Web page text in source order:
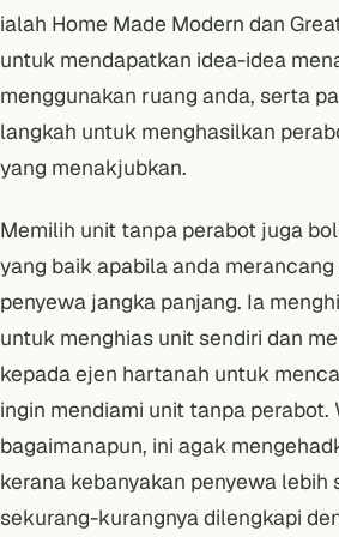
ialah Home Made Modern dan
untuk mendapatkan idea-idea
menggunakan ruang anda, serta
langkah untuk menghasilkan
yang menakjubkan.
Memilih unit tanpa perabot juga
yang baik apabila anda
penyewa jangka panjang. Ia
untuk menghias unit sendiri dan
kepada ejen hartanah untuk
ingin mendiami unit tanpa perabot.
bagaimanapun, ini agak
kerana kebanyakan penyewa lebih
sekurang-kurangnya dilengkapi